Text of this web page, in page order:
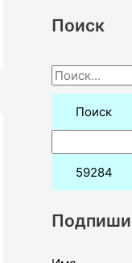
Поиск
П
о
: